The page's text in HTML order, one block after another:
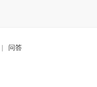
| 问答